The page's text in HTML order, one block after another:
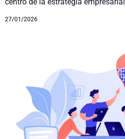
27/01/2026